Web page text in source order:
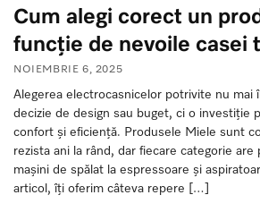
Cum alegi corect un
funcție de nevoile casei
NOIEMBRIE 6, 2025
Alegerea electrocasnicelor potrivite nu mai
decizie de design sau buget, ci o investiție
confort și eficiență. Produsele Miele sunt
rezista ani la rând, dar fiecare categorie
mașini de spălat la espressoare și
articol, îți oferim câteva repere […]